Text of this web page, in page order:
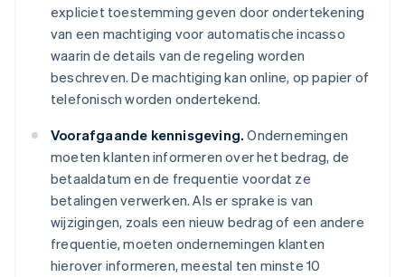
expliciet toestemming geven door ondertekening
van een machtiging voor automatische incasso
waarin de details van de regeling worden
beschreven. De machtiging kan online, op papier of
telefonisch worden ondertekend.
Voorafgaande kennisgeving. Ondernemingen
moeten klanten informeren over het bedrag, de
betaaldatum en de frequentie voordat ze
betalingen verwerken. Als er sprake is van
wijzigingen, zoals een nieuw bedrag of een andere
frequentie, moeten ondernemingen klanten
hierover informeren, meestal ten minste 10